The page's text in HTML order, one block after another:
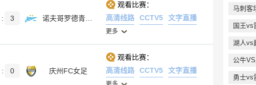
: 3
观看比赛：
高清线路
CCTV5 文字直播
更多
: 0 庆州FC女足
观看比赛：
高清线路
CCTV5 文字直播
马刺客
国王vs
湖人vs
公牛
勇士vs